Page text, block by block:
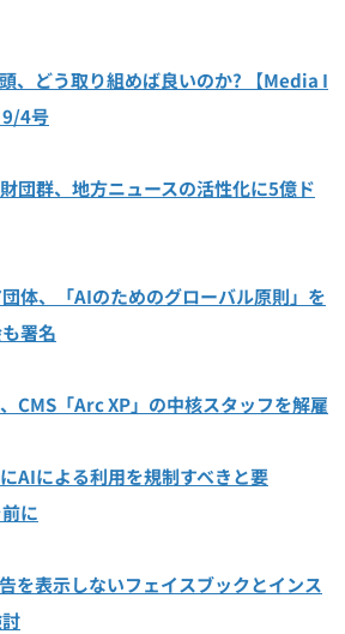
、どう取り組めば良いのか? 【Media I
4号
団群、地方ニュースの活性化に5億ド
体、「AIのためのグローバル原則」を
署名
CMS「Arc XP」の中核スタッフを解雇
AIによる利用を規制すべきと要
に
を表示しないフェイスブックとインス